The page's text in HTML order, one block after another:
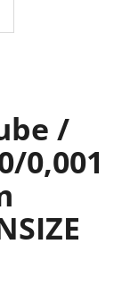
/
0,001